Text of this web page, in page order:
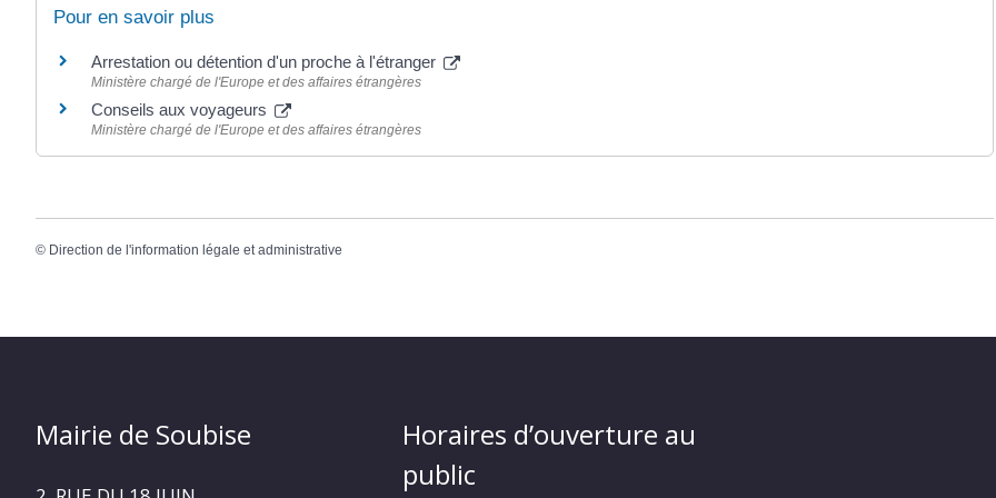
Pour en savoir plus
Arrestation ou détention d'un proche à l'étranger
Ministère chargé de l'Europe et des affaires étrangères
Conseils aux voyageurs
Ministère chargé de l'Europe et des affaires étrangères
© Direction de l'information légale et administrative
Mairie de Soubise
Horaires d’ouverture au
public